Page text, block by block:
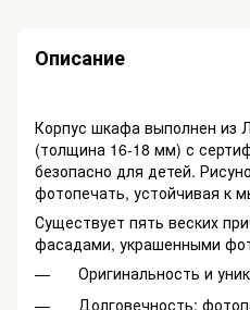
Описание
Корпус шкафа выполнен из
(толщина 16-18 мм) с
безопасно для детей.
фотопечать, устойчивая к
Существует пять веских
фасадами, украшенными
Оригинальность и
Долговечность: